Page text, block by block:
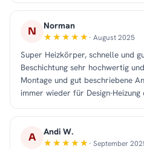
N Norman
· August 2025
Super Heizkörper, schnelle und
Beschichtung sehr hochwertig
Montage und gut beschriebene
immer wieder für Design-Heizung
A Andi W.
· September